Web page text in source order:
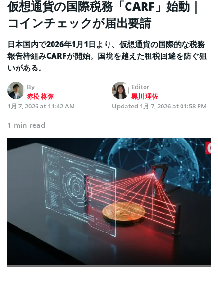
仮想通貨の国際税務「CARF」始動｜
コインチェックが届出要請
日本国内で2026年1月1日より、仮想通貨の国際的な税務
報告枠組みCARFが開始。国境を越えた租税回避を防ぐ狙
いがある。
By
赤松 柊弥
Editor
黒川 理佐
1月 7, 2026 at 11:42 AM
Updated 1月 7, 2026 at 01:58 PM
1 min read